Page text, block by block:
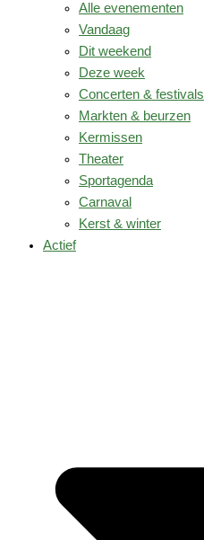
Alle evenementen
Vandaag
Dit weekend
Deze week
Concerten & festivals
Markten & beurzen
Kermissen
Theater
Sportagenda
Carnaval
Kerst & winter
Actief